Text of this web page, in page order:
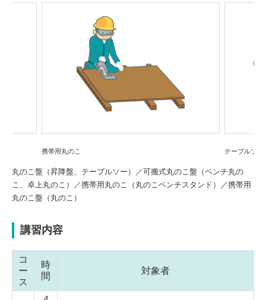
丸のこ盤（昇降盤、テーブルソー）／可搬式丸のこ盤（ベンチ丸の
こ、卓上丸のこ）／携帯用丸のこ（丸のこベンチスタンド）／携帯用
丸のこ盤（丸のこ）
講習内容
コ
ー
ス
時
間
対象者